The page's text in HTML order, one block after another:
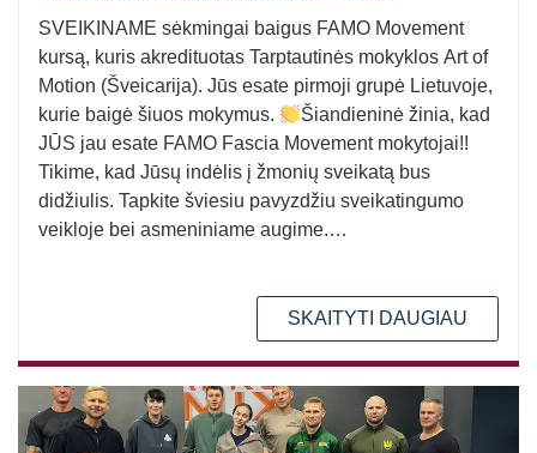
SVEIKINAME sėkmingai baigus FAMO Movement
kursą, kuris akredituotas Tarptautinės mokyklos Art of
Motion (Šveicarija). Jūs esate pirmoji grupė Lietuvoje,
kurie baigė šiuos mokymus.
Šiandieninė žinia, kad
JŪS jau esate FAMO Fascia Movement mokytojai!!
Tikime, kad Jūsų indėlis į žmonių sveikatą bus
didžiulis. Tapkite šviesiu pavyzdžiu sveikatingumo
veikloje bei asmeniniame augime.…
SKAITYTI DAUGIAU